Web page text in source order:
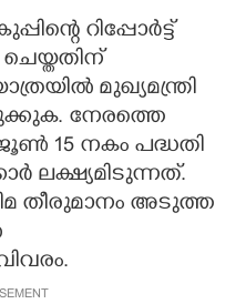
റിപ്പോർട്ട്
ചെയ്തതിന്
മുഖ്യമന്ത്രി
നേരത്തെ
ജൂൺ 15 നകം പദ്ധതി
ലക്ഷ്യമിടുന്നത്.
തീരുമാനം അടുത്ത